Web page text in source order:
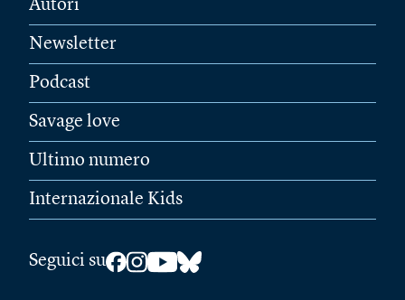
Autori
Newsletter
Podcast
Savage love
Ultimo numero
Internazionale Kids
Seguici su